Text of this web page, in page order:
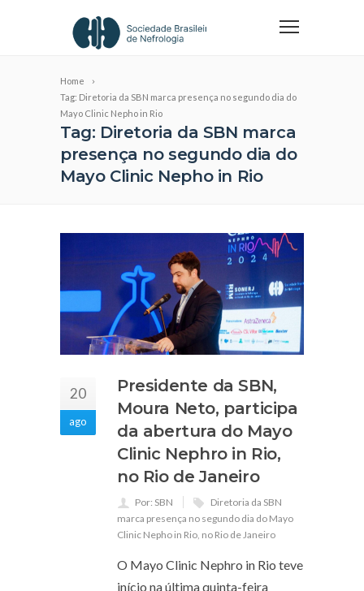
Home
Tag: Diretoria da SBN marca presença no segundo dia do
Mayo Clinic Nepho in Rio
Tag: Diretoria da SBN marca
presença no segundo dia do
Mayo Clinic Nepho in Rio
20
ago
Presidente da SBN,
Moura Neto, participa
da abertura do Mayo
Clinic Nephro in Rio,
no Rio de Janeiro
Por: SBN
Diretoria da SBN
marca presença no segundo dia do Mayo
Clinic Nepho in Rio, no Rio de Janeiro
O Mayo Clinic Nephro in Rio teve
início na última quinta-feira